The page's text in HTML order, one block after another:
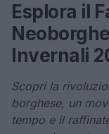
Esplora il
Invernali
Scopri la
borghese, un
tempo e il